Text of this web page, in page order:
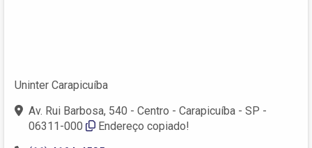
Uninter Carapicuíba
Av. Rui Barbosa, 540 - Centro - Carapicuíba - SP -
06311-000
Endereço copiado!